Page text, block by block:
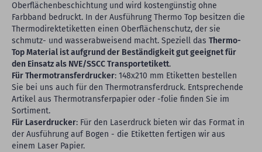
Oberflächenbeschichtung und wird kostengünstig ohne
Farbband bedruckt. In der Ausführung Thermo Top besitzen die
Thermodirektetiketten einen Oberflächenschutz, der sie
schmutz- und wasserabweisend macht. Speziell das Thermo-
Top Material ist aufgrund der Beständigkeit gut geeignet für
den Einsatz als NVE/SSCC Transportetikett.
Für Thermotransferdrucker: 148x210 mm Etiketten bestellen
Sie bei uns auch für den Thermotransferdruck. Entsprechende
Artikel aus Thermotransferpapier oder -folie finden Sie im
Sortiment.
Für Laserdrucker: Für den Laserdruck bieten wir das Format in
der Ausführung auf Bogen - die Etiketten fertigen wir aus
einem Laser Papier.